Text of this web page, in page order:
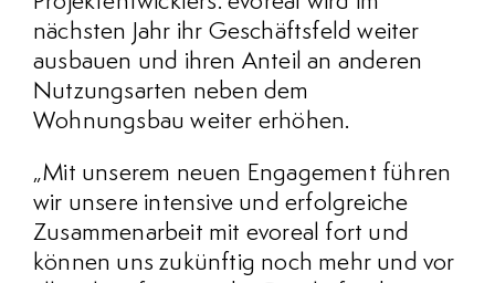
nächsten Jahr ihr Geschäftsfeld weiter
ausbauen und ihren Anteil an anderen
Nutzungsarten neben dem
Wohnungsbau weiter erhöhen.
„Mit unserem neuen Engagement führen
wir unsere intensive und erfolgreiche
Zusammenarbeit mit evoreal fort und
können uns zukünftig noch mehr und vor